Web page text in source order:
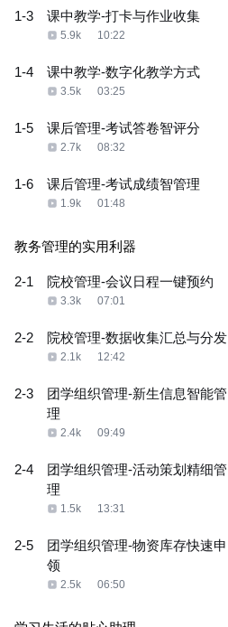
1-3 课中教学-打卡与作业收集
5.9k 10:22
1-4 课中教学-数字化教学方式
3.5k 03:25
1-5 课后管理-考试答卷智评分
2.7k 08:32
1-6 课后管理-考试成绩智管理
1.9k 01:48
教务管理的实用利器
2-1 院校管理-会议日程一键预约
3.3k 07:01
2-2 院校管理-数据收集汇总与分发
2.1k 12:42
2-3
团学组织管理-新生信息智能管
理
2.4k 09:49
2-4
团学组织管理-活动策划精细管
理
1.5k 13:31
2-5
团学组织管理-物资库存快速申
领
2.5k 06:50